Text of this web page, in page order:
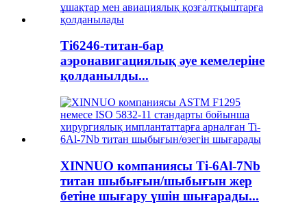
Ti6246-титан-бар
аэронавигациялық әуе кемелеріне
қолданылды...
XINNUO компаниясы Ti-6Al-7Nb
титан шыбығын/шыбығын жер
бетіне шығару үшін шығарады...